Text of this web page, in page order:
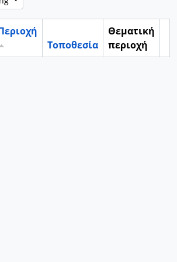
Τοποθεσία
Θεματική
περιοχή